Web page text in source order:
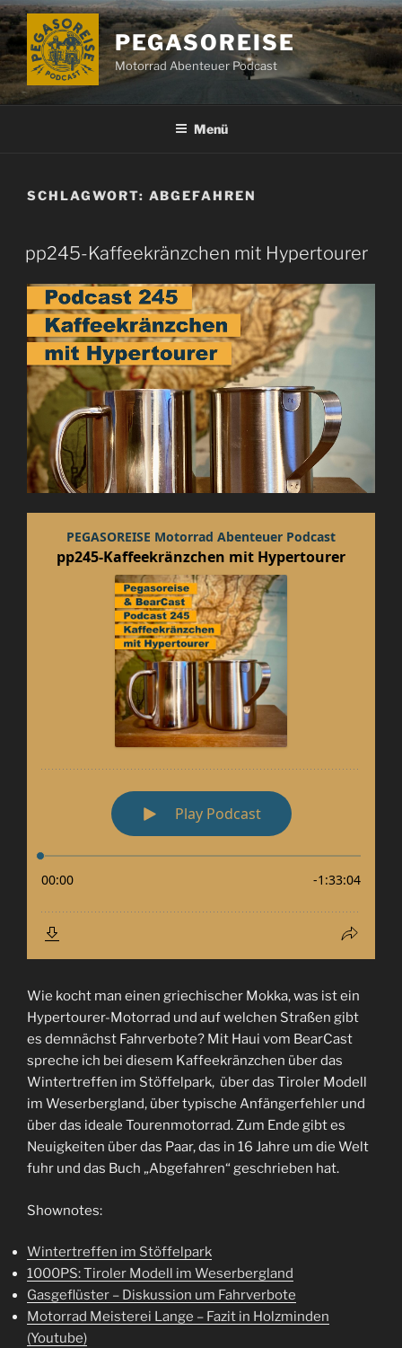
Zum
Inhalt
springen
PEGASOREISE
Motorrad Abenteuer Podcast
Menü
SCHLAGWORT: ABGEFAHREN
pp245-Kaffeekränzchen mit Hypertourer
Wie kocht man einen griechischer Mokka, was ist ein
Hypertourer-Motorrad und auf welchen Straßen gibt
es demnächst Fahrverbote? Mit Haui vom BearCast
spreche ich bei diesem Kaffeekränzchen über das
Wintertreffen im Stöffelpark, über das Tiroler Modell
im Weserbergland, über typische Anfängerfehler und
über das ideale Tourenmotorrad. Zum Ende gibt es
Neuigkeiten über das Paar, das in 16 Jahre um die Welt
fuhr und das Buch „Abgefahren“ geschrieben hat.
Shownotes:
Wintertreffen im Stöffelpark
1000PS: Tiroler Modell im Weserbergland
Gasgeflüster – Diskussion um Fahrverbote
Motorrad Meisterei Lange – Fazit in Holzminden
(Youtube)